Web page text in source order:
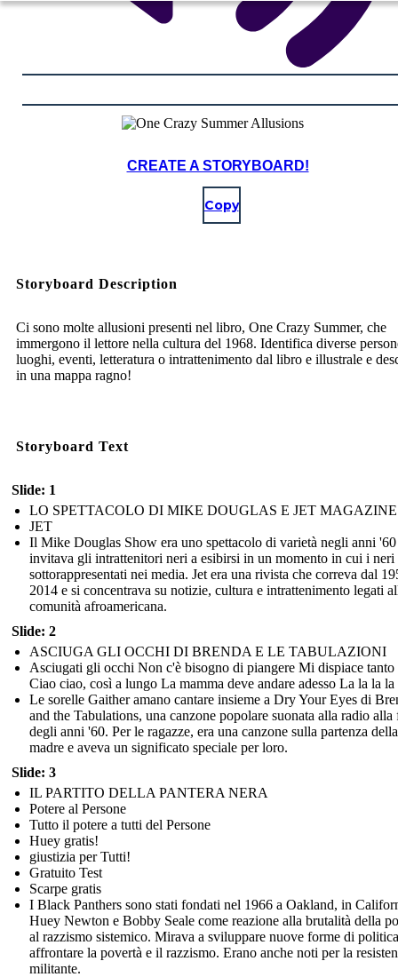
CREATE A STORYBOARD!
Copy
Storyboard Description
Ci sono molte allusioni presenti nel libro, One Crazy Summer, che
immergono il lettore nella cultura del 1968. Identifica diverse
luoghi, eventi, letteratura o intrattenimento dal libro e illustrale e
in una mappa ragno!
Storyboard Text
Slide: 1
LO SPETTACOLO DI MIKE DOUGLAS E JET MAGAZINE
JET
Il Mike Douglas Show era uno spettacolo di varietà negli anni '60
invitava gli intrattenitori neri a esibirsi in un momento in cui i neri
sottorappresentati nei media. Jet era una rivista che correva dal
2014 e si concentrava su notizie, cultura e intrattenimento legati
comunità afroamericana.
Slide: 2
ASCIUGA GLI OCCHI DI BRENDA E LE TABULAZIONI
Asciugati gli occhi Non c'è bisogno di piangere Mi dispiace tanto
Ciao ciao, così a lungo La mamma deve andare adesso La la la la
Le sorelle Gaither amano cantare insieme a Dry Your Eyes di
and the Tabulations, una canzone popolare suonata alla radio alla
degli anni '60. Per le ragazze, era una canzone sulla partenza della
madre e aveva un significato speciale per loro.
Slide: 3
IL PARTITO DELLA PANTERA NERA
Potere al Persone
Tutto il potere a tutti del Persone
Huey gratis!
giustizia per Tutti!
Gratuito Test
Scarpe gratis
I Black Panthers sono stati fondati nel 1966 a Oakland, in
Huey Newton e Bobby Seale come reazione alla brutalità della
al razzismo sistemico. Mirava a sviluppare nuove forme di
affrontare la povertà e il razzismo. Erano anche noti per la
militante.